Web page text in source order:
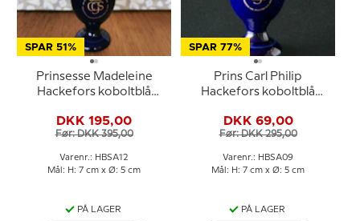
SPAR 51%
Prinsesse Madeleine
Hackefors koboltblå
DKK 195,00
Før: DKK 395,00
Varenr.: HBSA12
Mål: H: 7 cm x Ø: 5 cm
PÅ LAGER
SPAR 77%
Prins Carl Philip
Hackefors koboltblå
DKK 69,00
Før: DKK 295,00
Varenr.: HBSA09
Mål: H: 7 cm x Ø: 5 cm
PÅ LAGER